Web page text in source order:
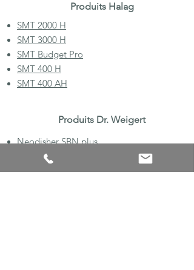
Produits Halag
SMT 2000 H
SMT 3000 H
SMT Budget Pro
SMT 400 H
SMT 400 AH
Produits Dr. Weigert
Neodisher SBN plus
Neodisher SBR extra
Neodisher SBX